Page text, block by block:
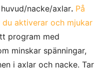
nacke/axlar. På
aktiverar och mjukar
program med
minskar spänningar,
i axlar och nacke. Tar